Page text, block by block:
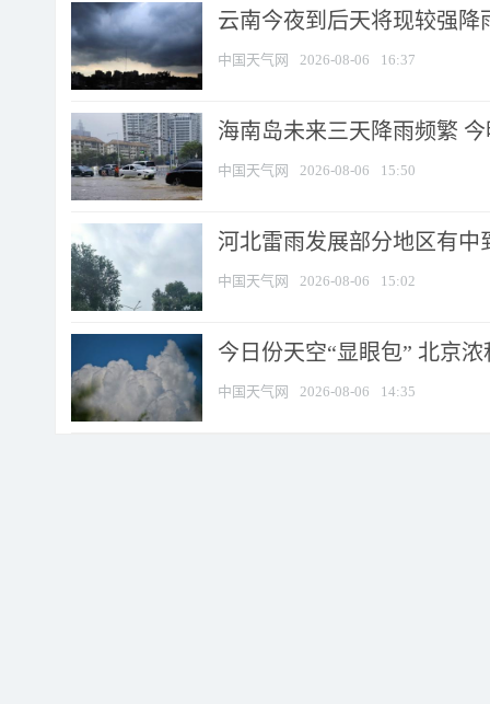
云南今夜到后天将现较强降
中国天气网 2026-08-06 16:37
海南岛未来三天降雨频繁
中国天气网 2026-08-06 15:50
河北雷雨发展部分地区有中
中国天气网 2026-08-06 15:02
今日份天空“显眼包” 北京
中国天气网 2026-08-06 14:35